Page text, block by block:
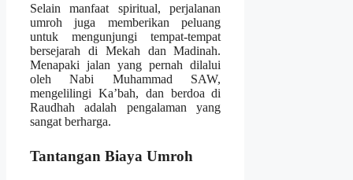
Selain manfaat spiritual, perjalanan
umroh juga memberikan peluang
untuk mengunjungi tempat-tempat
bersejarah di Mekah dan Madinah.
Menapaki jalan yang pernah dilalui
oleh Nabi Muhammad SAW,
mengelilingi Ka’bah, dan berdoa di
Raudhah adalah pengalaman yang
sangat berharga.
Tantangan Biaya Umroh